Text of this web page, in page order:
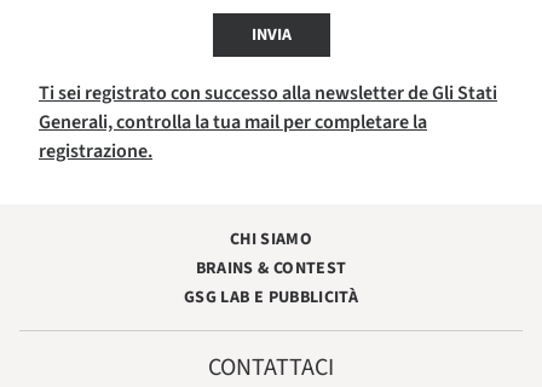
INVIA
Ti sei registrato con successo alla newsletter de Gli Stati
Generali, controlla la tua mail per completare la
registrazione.
CHI SIAMO
BRAINS & CONTEST
GSG LAB E PUBBLICITÀ
CONTATTACI